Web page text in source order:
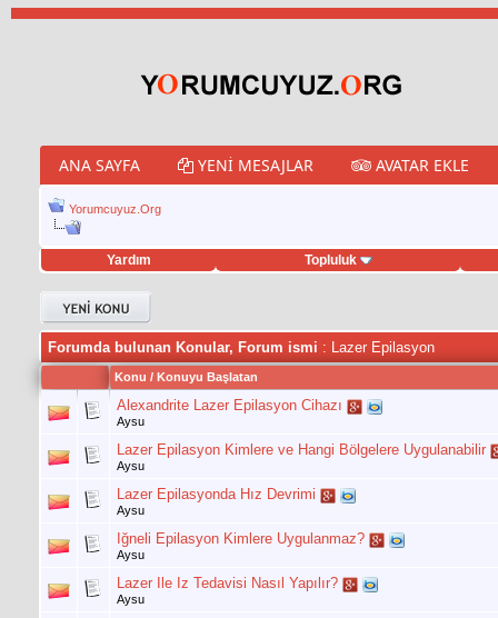
ANA SAYFA YENI MESAJLAR AVATAR EKLE
Yorumcuyuz.Org
Yardım Topluluk
hilesi
Forumda bulunan Konular, Forum ismi : Lazer Epilasyon
Konu / Konuyu Başlatan
Alexandrite Lazer Epilasyon Cihazı
Aysu
Lazer Epilasyon Kimlere ve Hangi Bölgelere Uygulanabilir
Aysu
Lazer Epilasyonda Hız Devrimi
Aysu
Iğneli Epilasyon Kimlere Uygulanmaz?
Aysu
Lazer Ile Iz Tedavisi Nasıl Yapılır?
Aysu